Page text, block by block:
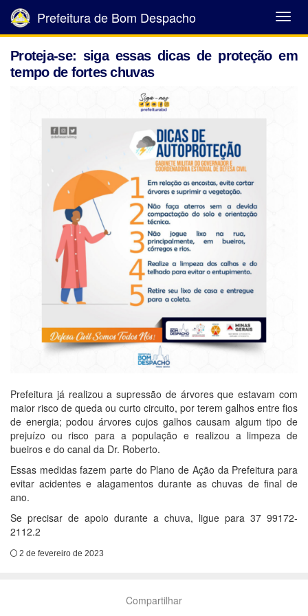
Abrir
Menu
Prefeitura de Bom Despacho
Proteja-se: siga essas dicas de proteção em
tempo de fortes chuvas
Prefeitura já realizou a supressão de árvores que estavam com
maior risco de queda ou curto circuito, por terem galhos entre fios
de energia; podou árvores cujos galhos causam algum tipo de
prejuízo ou risco para a população e realizou a limpeza de
bueiros e do canal da Dr. Roberto.
Essas medidas fazem parte do Plano de Ação da Prefeitura para
evitar acidentes e alagamentos durante as chuvas de final de
ano.
Se precisar de apoio durante a chuva, ligue para 37 99172-
2112.2
2 de fevereiro de 2023
Compartilhar